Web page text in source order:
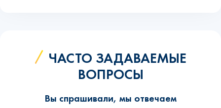
ЧАСТО ЗАДАВАЕМЫЕ
ВОПРОСЫ
Вы спрашивали, мы отвечаем